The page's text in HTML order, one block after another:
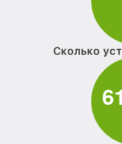
Сколько
61